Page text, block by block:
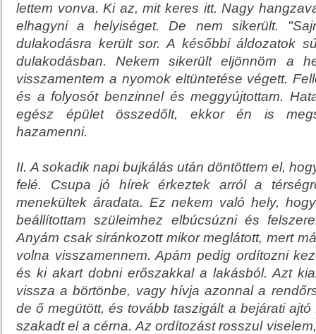
lettem vonva. Ki az, mit keres itt. Nagy
elhagyni a helyiséget. De nem sikerült.
dulakodásra került sor. A későbbi áldozatok
dulakodásban. Nekem sikerült eljönnöm a
visszamentem a nyomok eltüntetése végett.
és a folyosót benzinnel és meggyújtottam.
egész épület összedőlt, ekkor én is
hazamenni.
II. A sokadik napi bujkálás után döntöttem el,
felé. Csupa jó hírek érkeztek arról a
menekültek áradata. Ez nekem való hely,
beállítottam szüleimhez elbúcsúzni és
Anyám csak siránkozott mikor meglátott, mert
volna visszamennem. Apám pedig ordítozni
és ki akart dobni erőszakkal a lakásból. Azt
vissza a börtönbe, vagy hívja azonnal a
de ő megütött, és tovább taszigált a bejárati
szakadt el a cérna. Az ordítozást rosszul